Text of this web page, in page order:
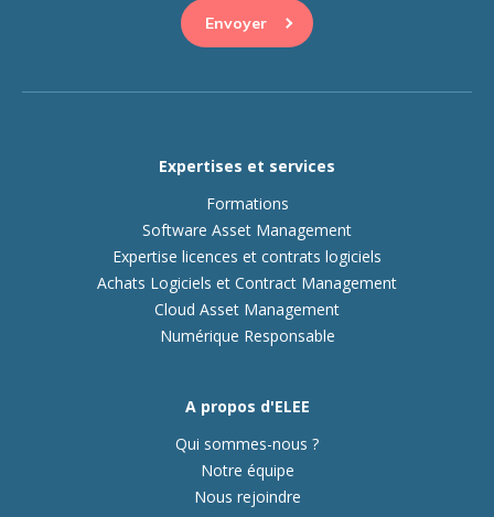
Expertises et services
Formations
Software Asset Management
Expertise licences et contrats logiciels
Achats Logiciels et Contract Management
Cloud Asset Management
Numérique Responsable
A propos d'ELEE
Qui sommes-nous ?
Notre équipe
Nous rejoindre